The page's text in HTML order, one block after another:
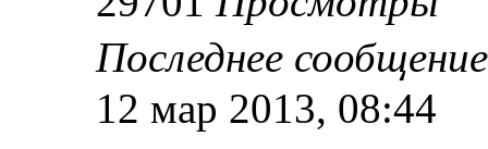
Последнее
12 мар 2013, 08:44